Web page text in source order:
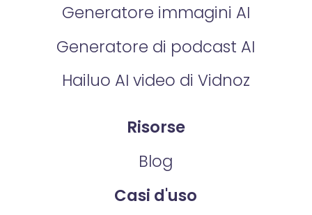
Generatore immagini AI
Generatore di podcast AI
Hailuo AI video di Vidnoz
Risorse
Blog
Casi d'uso